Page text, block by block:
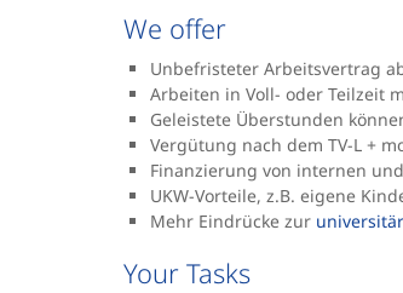
We offer
Unbefristeter Arbeitsvertrag
Arbeiten in Voll- oder Teilzeit
Geleistete Überstunden
Vergütung nach dem TV-L +
Finanzierung von internen
UKW-Vorteile, z.B. eigene
Mehr Eindrücke zur
Your Tasks